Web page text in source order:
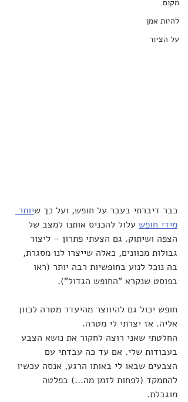
מקום
להיות אמן
על הציור
כבר דיברתי בעבר על חופש, ועל כך שיותר
מידי חופש עלול להכניס אותנו למצב של
הצפה ושיתוק. גם הצעתי פתרון – ליצור
גבולות מכוונים, כאלה שייצרו לנו מסגרת,
בה נוכל לנוע בחופשיות רבה יותר (ראו
בפוסט שנקרא "החופש הגדול").
חופש יכול גם להיווצר מהיעדר מטרה לכוון
אליה. אז יצרתי לי מטרה.
החלטתי שאני רוצה לחקור את נושא הצבע
בעבודות שלי. אם עד כה עבדתי עם
הצבעים שבאו לי באותו הרגע, אנסה עכשיו
להתמקד (לפחות לזמן מה...) בפלטה
מוגבלת.